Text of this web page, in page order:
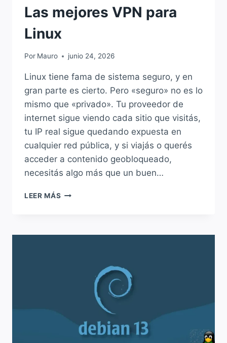
Las mejores VPN para
Linux
Por Mauro junio 24, 2026
Linux tiene fama de sistema seguro, y en
gran parte es cierto. Pero «seguro» no es lo
mismo que «privado». Tu proveedor de
internet sigue viendo cada sitio que visitás,
tu IP real sigue quedando expuesta en
cualquier red pública, y si viajás o querés
acceder a contenido geobloqueado,
necesitás algo más que un buen…
LEER MÁS LAS
LINUX